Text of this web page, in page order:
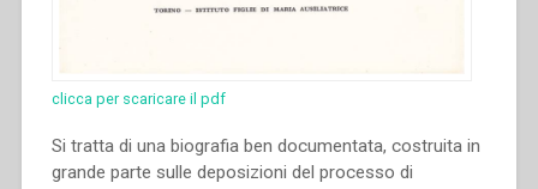
clicca per scaricare il pdf
Si tratta di una biografia ben documentata, costruita in
grande parte sulle deposizioni del processo di